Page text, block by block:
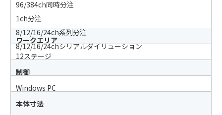
96/384ch同時分注
1ch分注
8/12/16/24ch系列分注
8/12/16/24chシリアルダイリューション
ワークエリア
12ステージ
制御
Windows PC
本体寸法